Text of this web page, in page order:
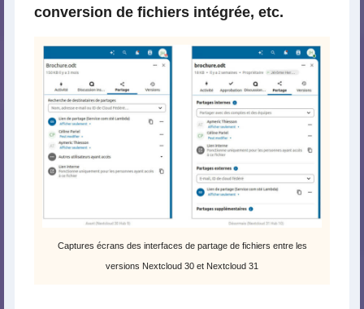
conversion de fichiers intégrée, etc.
Captures écrans des interfaces de partage de fichiers entre les
versions Nextcloud 30 et Nextcloud 31